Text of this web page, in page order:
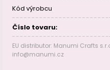
Kód výrobcu
Číslo tovaru:
EU distributor: Manumi Crafts
info@manumi.cz